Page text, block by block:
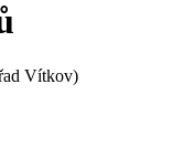
Vítkov)